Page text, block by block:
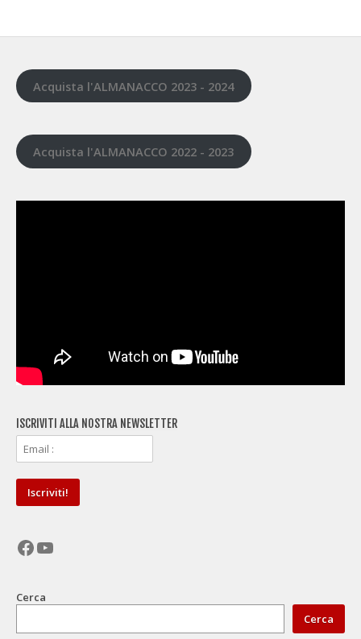
Acquista l'ALMANACCO 2023 - 2024
Acquista l'ALMANACCO 2022 - 2023
ISCRIVITI ALLA NOSTRA NEWSLETTER
Facebook
YouTube
Cerca
Cerca